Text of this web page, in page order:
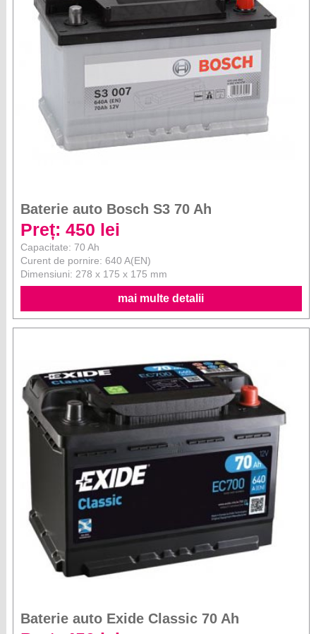
Baterie auto Bosch S3 70 Ah
Preț: 450 lei
Capacitate: 70 Ah
Curent de pornire: 640 A(EN)
Dimensiuni: 278 x 175 x 175 mm
mai multe detalii
Baterie auto Exide Classic 70 Ah